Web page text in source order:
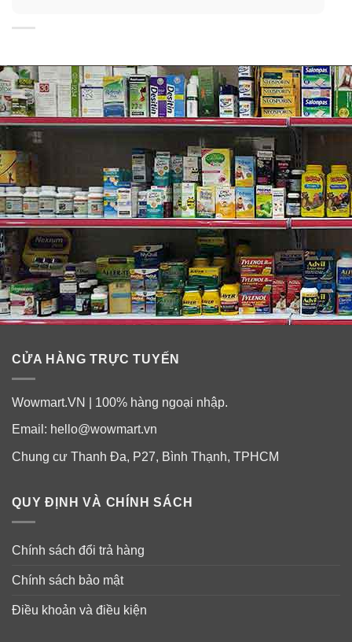
Hướng dẫn sử dụng viên uống bổ sung
Kali Puritan’s Pride Potassium 99mg
Người lớn từ 18 tuổi trở lên: Dùng 1 viên mỗi ngày.
Lưu ý: Sản phẩm này không phải là thuốc, không có tác
dụng thay thế thuốc chữa bệnh, hiệu quả sử dụng sản
phẩm tùy thuộc cơ địa của từng người. Vui lòng đọc kỹ
hướng dẫn in trên bao bì sản phẩm trước khi sử dụng.
CỬA HÀNG TRỰC TUYẾN
Wowmart.VN | 100% hàng ngoại nhập.
Email: hello@wowmart.vn
Chung cư Thanh Đa, P27, Bình Thạnh, TPHCM
QUY ĐỊNH VÀ CHÍNH SÁCH
Chính sách đổi trả hàng
Chính sách bảo mật
Điều khoản và điều kiện